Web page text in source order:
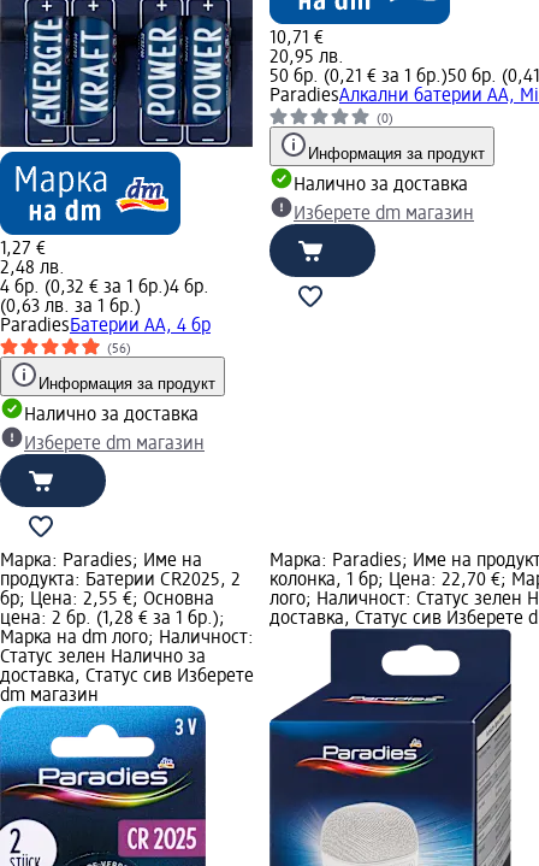
1,27 €
2,48 лв.
4 бр. (0,32 € за 1 бр.)4 бр.
(0,63 лв. за 1 бр.)
ParadiesБатерии АА, 4 бр
(56)
Информация за продукт
Налично за доставка
Изберете dm магазин
10,71 €
20,95 лв.
50 бр. (0,21 € за 1 бр.)50 бр.
ParadiesАлкални батерии АА,
(0)
Информация за продукт
Налично за доставка
Изберете dm магазин
Марка: Paradies; Име на
продукта: Батерии CR2025, 2
бр; Цена: 2,55 €; Основна
цена: 2 бр. (1,28 € за 1 бр.);
Марка на dm лого; Наличност:
Статус зелен Налично за
доставка, Статус сив Изберете
dm магазин
Марка: Paradies; Име на
колонка, 1 бр; Цена: 22,70 €;
лого; Наличност: Статус зелен
доставка, Статус сив Изберете